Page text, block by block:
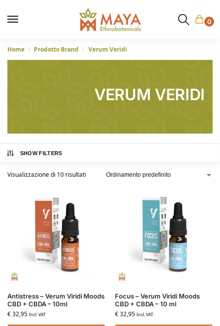
0
Home / Prodotto Brand / Verum Veridi
VERUM VERIDI
SHOW FILTERS
Visualizzazione di 10 risultati
Antistress – Verum Viridi Moods
CBD + CBDA – 10ml
€32,95 Incl. VAT
Focus – Verum Viridi Moods
CBD + CBDA – 10 ml
€32,95 Incl. VAT